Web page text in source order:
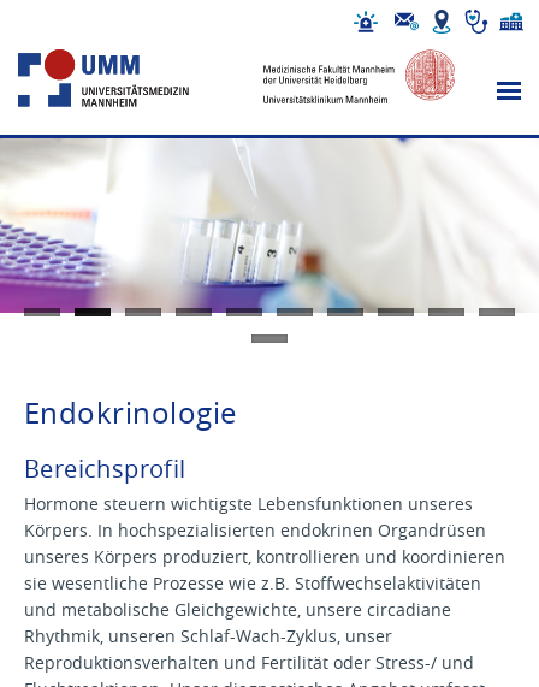
Endokrinologie
Bereichsprofil
Hormone steuern wichtigste Lebensfunktionen unseres
Körpers. In hochspezialisierten endokrinen Organdrüsen
unseres Körpers produziert, kontrollieren und koordinieren
sie wesentliche Prozesse wie z.B. Stoffwechselaktivitäten
und metabolische Gleichgewichte, unsere circadiane
Rhythmik, unseren Schlaf-Wach-Zyklus, unser
Reproduktionsverhalten und Fertilität oder Stress-/ und